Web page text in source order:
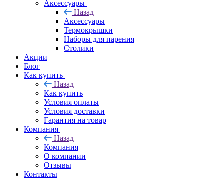
Аксессуары
Назад
Аксессуары
Термокрышки
Наборы для парения
Столики
Акции
Блог
Как купить
Назад
Как купить
Условия оплаты
Условия доставки
Гарантия на товар
Компания
Назад
Компания
О компании
Отзывы
Контакты